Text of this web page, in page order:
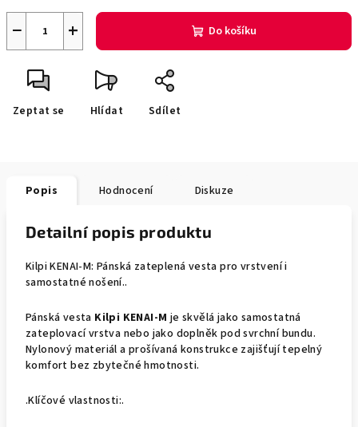
+
− Do košíku
Zeptat se Hlídat Sdílet
Popis Hodnocení Diskuze
Detailní popis produktu
Kilpi KENAI-M: Pánská zateplená vesta pro vrstvení i
samostatné nošení..
Pánská vesta Kilpi KENAI-M je skvělá jako samostatná
zateplovací vrstva nebo jako doplněk pod svrchní bundu.
Nylonový materiál a prošívaná konstrukce zajišťují tepelný
komfort bez zbytečné hmotnosti.
.Klíčové vlastnosti:.